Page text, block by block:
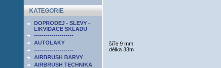
KATEGORIE
DOPRODEJ - SLEVY -
LIKVIDACE SKLADU
--------------------
AUTOLAKY
--------------------
AIRBRUSH BARVY
AIRBRUSH TECHNIKA
šíře 9 mm
délka 33m